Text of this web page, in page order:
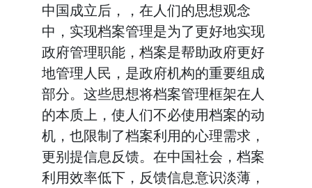
中国成立后，，在人们的思想观念
中，实现档案管理是为了更好地实现
政府管理职能，档案是帮助政府更好
地管理人民，是政府机构的重要组成
部分。这些思想将档案管理框架在人
的本质上，使人们不必使用档案的动
机，也限制了档案利用的心理需求，
更别提信息反馈。在中国社会，档案
利用效率低下，反馈信息意识淡薄，